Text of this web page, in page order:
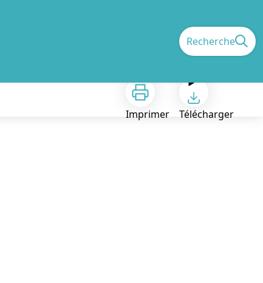
Recherche
Imprimer Télécharger